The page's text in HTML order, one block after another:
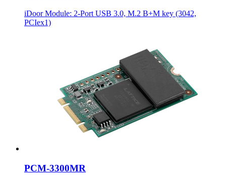
iDoor Module: 2-Port USB 3.0, M.2 B+M key (3042,
PCIex1)
PCM-3300MR